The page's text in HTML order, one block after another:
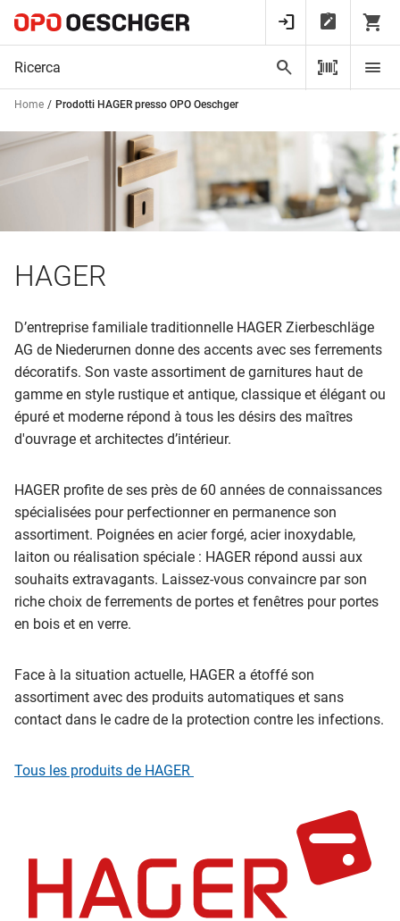
Home Prodotti HAGER presso OPO Oeschger
HAGER
D’entreprise familiale traditionnelle HAGER Zierbeschläge
AG de Niederurnen donne des accents avec ses ferrements
décoratifs. Son vaste assortiment de garnitures haut de
gamme en style rustique et antique, classique et élégant ou
épuré et moderne répond à tous les désirs des maîtres
d'ouvrage et architectes d’intérieur.
HAGER profite de ses près de 60 années de connaissances
spécialisées pour perfectionner en permanence son
assortiment. Poignées en acier forgé, acier inoxydable,
laiton ou réalisation spéciale : HAGER répond aussi aux
souhaits extravagants. Laissez-vous convaincre par son
riche choix de ferrements de portes et fenêtres pour portes
en bois et en verre.
Face à la situation actuelle, HAGER a étoffé son
assortiment avec des produits automatiques et sans
contact dans le cadre de la protection contre les infections.
Tous les produits de HAGER